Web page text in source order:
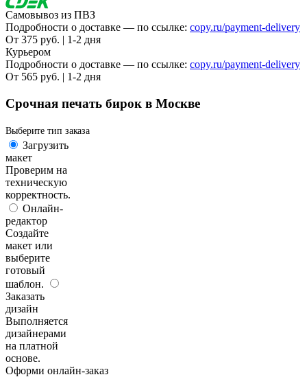
Самовывоз из ПВЗ
Подробности о доставке — по ссылке: copy.ru/payment-delivery
От 375 руб. | 1-2 дня
Курьером
Подробности о доставке — по ссылке: copy.ru/payment-delivery
От 565 руб. | 1-2 дня
Срочная печать бирок в Москве
Выберите тип заказа
Загрузить
макет
Проверим на
техническую
корректность.
Онлайн-
редактор
Создайте
макет или
выберите
готовый
шаблон.
Заказать
дизайн
Выполняется
дизайнерами
на платной
основе.
Оформи онлайн-заказ